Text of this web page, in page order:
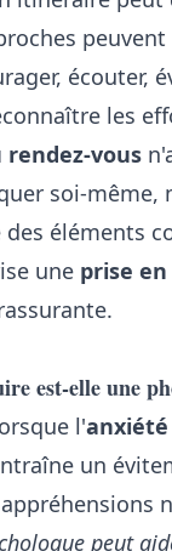
écouter,
les
vous
soi-même,
éléments
une prise
est-elle une
l'anxiété
un
peut